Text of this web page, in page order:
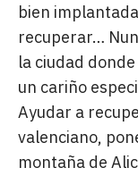
bien
recuperar…
la ciudad
un cariño
Ayudar a
valenciano,
montaña de